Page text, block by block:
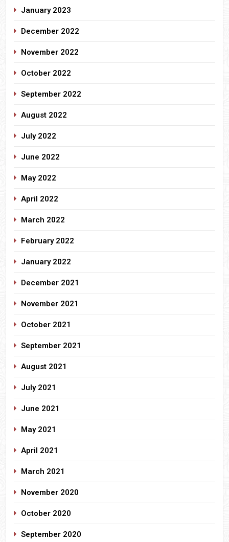
January 2023
December 2022
November 2022
October 2022
September 2022
August 2022
July 2022
June 2022
May 2022
April 2022
March 2022
February 2022
January 2022
December 2021
November 2021
October 2021
September 2021
August 2021
July 2021
June 2021
May 2021
April 2021
March 2021
November 2020
October 2020
September 2020